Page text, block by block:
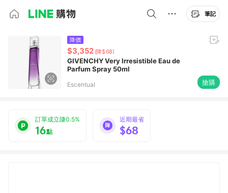
筆記
降價
$3,352 (降$68)
GIVENCHY Very Irresistible Eau de
Parfum Spray 50ml
Escentual 搶購
訂單成立賺0.5%
16點
近期最省
$68